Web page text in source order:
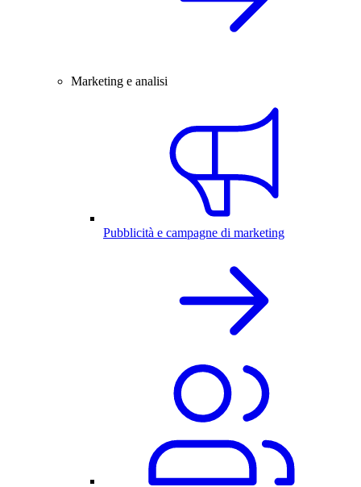
Marketing e analisi
Pubblicità e campagne di marketing